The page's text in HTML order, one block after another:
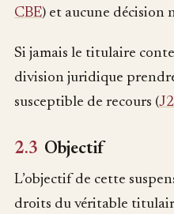
CBE) et aucune décision
Si jamais le titulaire
division juridique
susceptible de recours (
2.3 Objectif
L’objectif de cette
droits du véritable